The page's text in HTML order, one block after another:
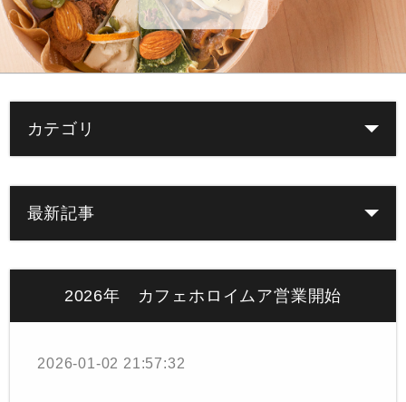
カテゴリ
最新記事
2026年 カフェホロイムア営業開始
2026-01-02 21:57:32